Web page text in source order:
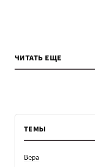
ЧИТАТЬ ЕЩЕ
ТЕМЫ
Вера